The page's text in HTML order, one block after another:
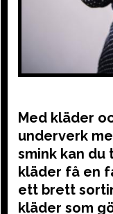
Med kläder
underverk
smink kan du
kläder få en
ett brett
kläder som